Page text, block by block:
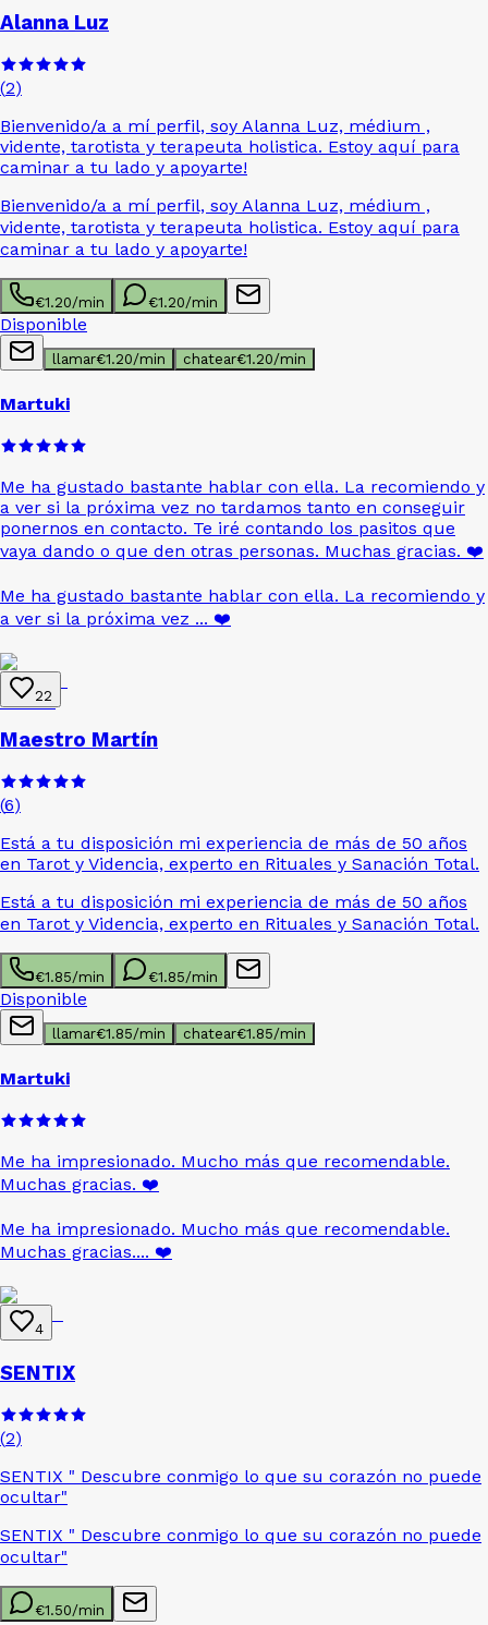
Alanna Luz
(2)
Bienvenido/a a mí perfil, soy Alanna Luz, médium ,
vidente, tarotista y terapeuta holistica. Estoy aquí para
caminar a tu lado y apoyarte!
Bienvenido/a a mí perfil, soy Alanna Luz, médium ,
vidente, tarotista y terapeuta holistica. Estoy aquí para
caminar a tu lado y apoyarte!
€1.20/min €1.20/min
Disponible
llamar€1.20/min chatear€1.20/min
Martuki
Me ha gustado bastante hablar con ella. La recomiendo y
a ver si la próxima vez no tardamos tanto en conseguir
ponernos en contacto. Te iré contando los pasitos que
vaya dando o que den otras personas. Muchas gracias. ❤️
Me ha gustado bastante hablar con ella. La recomiendo y
a ver si la próxima vez ... ❤️
22
Maestro Martín
(6)
Está a tu disposición mi experiencia de más de 50 años
en Tarot y Videncia, experto en Rituales y Sanación Total.
Está a tu disposición mi experiencia de más de 50 años
en Tarot y Videncia, experto en Rituales y Sanación Total.
€1.85/min €1.85/min
Disponible
llamar€1.85/min chatear€1.85/min
Martuki
Me ha impresionado. Mucho más que recomendable.
Muchas gracias. ❤️
Me ha impresionado. Mucho más que recomendable.
Muchas gracias.... ❤️
4
SENTIX
(2)
SENTIX " Descubre conmigo lo que su corazón no puede
ocultar"
SENTIX " Descubre conmigo lo que su corazón no puede
ocultar"
€1.50/min